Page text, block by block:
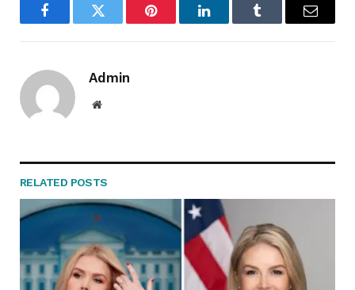
FacebookTwitter Pinterest LinkedInTumblr Email
Admin
Website
RELATED POSTS